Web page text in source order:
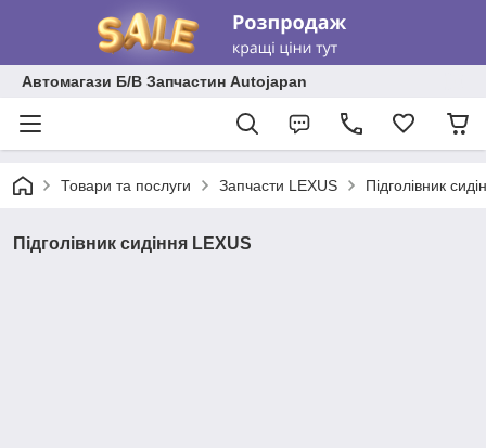
Автомагази Б/В Запчастин Autojapan
Товари та послуги Запчасти LEXUS Підголівник
Підголівник сидіння LEXUS